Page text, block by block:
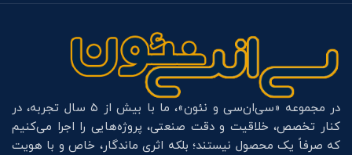
در مجموعه «سی‌ان‌سی و نئون»، ما با بیش از ۵ سال تجربه، در
کنار تخصص، خلاقیت و دقت صنعتی، پروژه‌هایی را اجرا می‌کنیم
که صرفاً یک محصول نیستند؛ بلکه اثری ماندگار، خاص و با هویت